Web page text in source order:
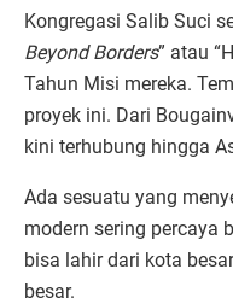
Kongregasi Salib Suci
Beyond Borders” atau
Tahun Misi mereka.
proyek ini. Dari
kini terhubung hingga
Ada sesuatu yang
modern sering percaya
bisa lahir dari kota
besar.